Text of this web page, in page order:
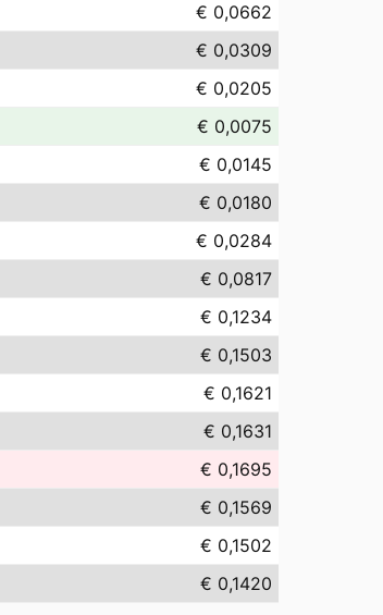
€ 0,0662
€ 0,0309
€ 0,0205
€ 0,0075
€ 0,0145
€ 0,0180
€ 0,0284
€ 0,0817
€ 0,1234
€ 0,1503
€ 0,1621
€ 0,1631
€ 0,1695
€ 0,1569
€ 0,1502
€ 0,1420